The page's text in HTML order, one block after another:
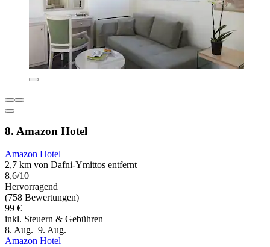
8. Amazon Hotel
Amazon Hotel
2,7 km von Dafni-Ymittos entfernt
8,6/10
Hervorragend
(758 Bewertungen)
99 €
inkl. Steuern & Gebühren
8. Aug.–9. Aug.
Amazon Hotel